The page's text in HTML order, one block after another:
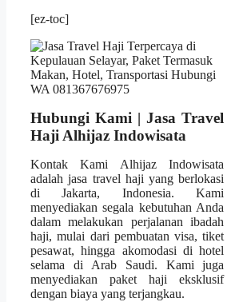
[ez-toc]
Hubungi Kami | Jasa Travel
Haji Alhijaz Indowisata
Kontak Kami Alhijaz Indowisata
adalah jasa travel haji yang berlokasi
di Jakarta, Indonesia. Kami
menyediakan segala kebutuhan Anda
dalam melakukan perjalanan ibadah
haji, mulai dari pembuatan visa, tiket
pesawat, hingga akomodasi di hotel
selama di Arab Saudi. Kami juga
menyediakan paket haji eksklusif
dengan biaya yang terjangkau.